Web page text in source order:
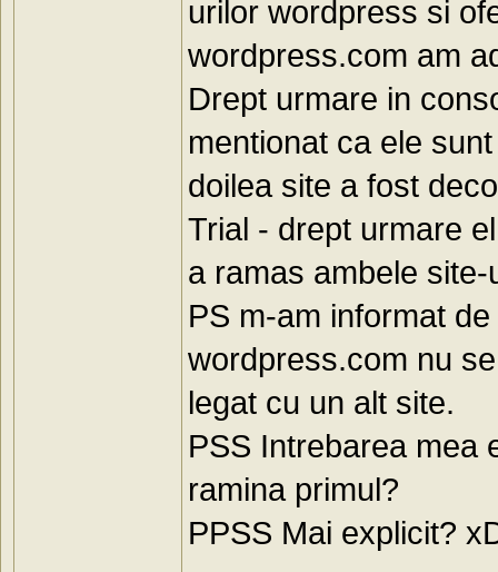
urilor wordpress si
wordpress.com am
Drept urmare in
mentionat ca ele
doilea site a fost
Trial - drept urmare
a ramas ambele site-
PS m-am informat
wordpress.com nu
legat cu un alt site.
PSS Intrebarea mea
ramina primul?
PPSS Mai explicit?